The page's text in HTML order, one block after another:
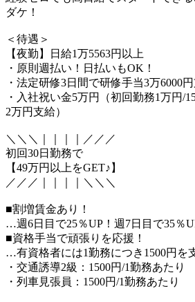
ダケ！
＜待遇＞
【夜勤】日給1万5563円以上
・原則週払い！日払いもOK！
・法定研修3日間で研修手当3万6000
・入社祝い金5万円（初回勤務1万円/
2万円支給）
＼＼＼｜｜｜｜／／／
初回30日勤務で
【49万円以上をGET♪】
／／／｜｜｜｜＼＼＼
■割増賃金あり！
…週6日目で25％UP！週7日目で35％
■資格手当で頑張りを応援！
…有資格者には1勤務につき1500円を
・交通誘導2級：1500円/1勤務あたり
・列車見張員：1500円/1勤務あたり